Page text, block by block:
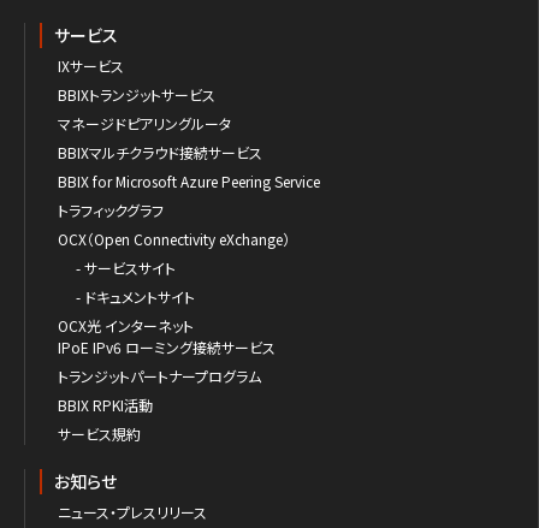
サービス
IXサービス
BBIXトランジットサービス
マネージドピアリングルータ
BBIXマルチクラウド接続サービス
BBIX for Microsoft Azure Peering Service
トラフィックグラフ
OCX（Open Connectivity eXchange）
- サービスサイト
- ドキュメントサイト
OCX光 インターネット
IPoE IPv6 ローミング接続サービス
トランジットパートナープログラム
BBIX RPKI活動
サービス規約
お知らせ
ニュース・プレスリリース